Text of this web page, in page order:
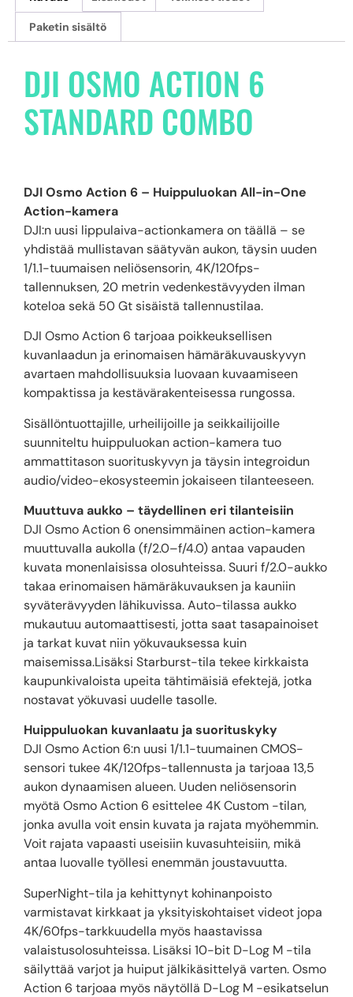
Paketin sisältö
DJI OSMO ACTION 6
STANDARD COMBO
DJI Osmo Action 6 – Huippuluokan All-in-One
Action-kamera
DJI:n uusi lippulaiva-actionkamera on täällä – se
yhdistää mullistavan säätyvän aukon, täysin uuden
1/1.1-tuumaisen neliösensorin, 4K/120fps-
tallennuksen, 20 metrin vedenkestävyyden ilman
koteloa sekä 50 Gt sisäistä tallennustilaa.
DJI Osmo Action 6 tarjoaa poikkeuksellisen
kuvanlaadun ja erinomaisen hämäräkuvauskyvyn
avartaen mahdollisuuksia luovaan kuvaamiseen
kompaktissa ja kestävärakenteisessa rungossa.
Sisällöntuottajille, urheilijoille ja seikkailijoille
suunniteltu huippuluokan action-kamera tuo
ammattitason suorituskyvyn ja täysin integroidun
audio/video-ekosysteemin jokaiseen tilanteeseen.
Muuttuva aukko – täydellinen eri tilanteisiin
DJI Osmo Action 6 onensimmäinen action-kamera
muuttuvalla aukolla (f/2.0–f/4.0) antaa vapauden
kuvata monenlaisissa olosuhteissa. Suuri f/2.0-aukko
takaa erinomaisen hämäräkuvauksen ja kauniin
syväterävyyden lähikuvissa. Auto-tilassa aukko
mukautuu automaattisesti, jotta saat tasapainoiset
ja tarkat kuvat niin yökuvauksessa kuin
maisemissa.Lisäksi Starburst-tila tekee kirkkaista
kaupunkivaloista upeita tähtimäisiä efektejä, jotka
nostavat yökuvasi uudelle tasolle.
Huippuluokan kuvanlaatu ja suorituskyky
DJI Osmo Action 6:n uusi 1/1.1-tuumainen CMOS-
sensori tukee 4K/120fps-tallennusta ja tarjoaa 13,5
aukon dynaamisen alueen. Uuden neliösensorin
myötä Osmo Action 6 esittelee 4K Custom -tilan,
jonka avulla voit ensin kuvata ja rajata myöhemmin.
Voit rajata vapaasti useisiin kuvasuhteisiin, mikä
antaa luovalle työllesi enemmän joustavuutta.
SuperNight-tila ja kehittynyt kohinanpoisto
varmistavat kirkkaat ja yksityiskohtaiset videot jopa
4K/60fps-tarkkuudella myös haastavissa
valaistusolosuhteissa. Lisäksi 10-bit D-Log M -tila
säilyttää varjot ja huiput jälkikäsittelyä varten. Osmo
Action 6 tarjoaa myös näytöllä D-Log M -esikatselun